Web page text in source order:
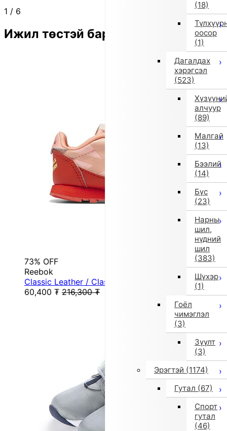
(18)
оосор
(1)
Дагалдах
хэрэгсэл
(523)
алчуур
(89)
Малгай
(13)
Бээлий
(14)
Бүс
(23)
Нарны
шил,
нүдний
шил
(383)
Шүхэр
(1)
Гоёл
чимэглэл
(3)
Зүүлт
(3)
Эрэгтэй (1174)
Гутал (67)
Спорт
гутал
(46)
1 / 6
Ижил төстэй бараа
73% OFF
Reebok
Classic Leather / Classic Leather Shoes (Lacey ...
60,400 ₮ 216,300 ₮